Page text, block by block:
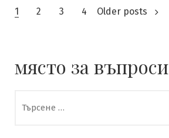
Разделяне
публикациите
страници
1 2 3 4 Older posts
място за въпроси
за: